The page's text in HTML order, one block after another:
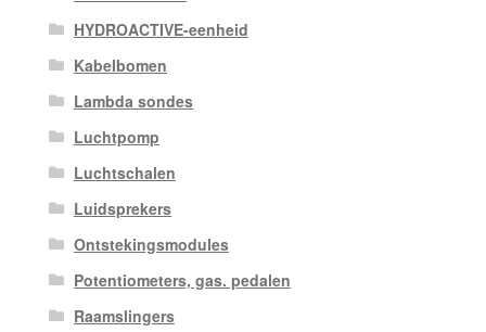
HYDROACTIVE-eenheid
Kabelbomen
Lambda sondes
Luchtpomp
Luchtschalen
Luidsprekers
Ontstekingsmodules
Potentiometers, gas. pedalen
Raamslingers